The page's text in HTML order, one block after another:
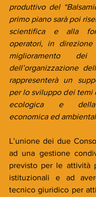
produttivo del
primo piano sarà poi
scientifica e alla
operatori, in
miglioramento
dell’organizzazione
rappresenterà un
per lo sviluppo dei temi
ecologica e della
economica ed
L’unione dei due
ad una gestione
previsto per le attività
istituzionali e ad
tecnico giuridico per